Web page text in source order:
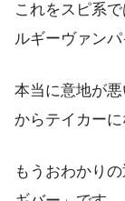
これをスピ系
ルギーヴァン
本当に意地が
からテイカーに
もうおわかり